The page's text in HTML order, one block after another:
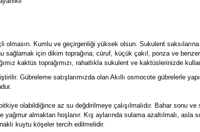
olmasın. Kumlu ve geçirgenliği yüksek olsun. Sukulent
sağlamak için dikim toprağına; cüruf, küçük çakıl, ponza ve
kaktüs toprağımızı, rahatlıkla sukulent ve kaktüslerinizde
Gübreleme satışlarımızda olan Akıllı osmocote gübrelerle
olabildiğince az su değdirilmeye çalışılmalıdır. Bahar sonu
almaktan hoşlanır. Kış aylarında sulama azaltılmalı, asla
kuytu köşeler tercih edilmelidir.